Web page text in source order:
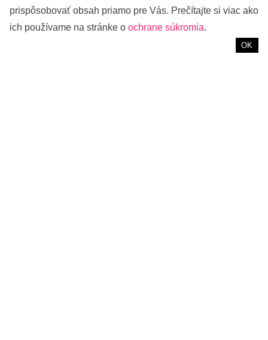
Talent 2020 organizovaná v rámci pražského týždňa módy
MBPFW oznámila mená štyroch finalistov. Najlepších
prispôsobovať obsah priamo pre Vás. Prečítajte si viac ako
ich používame na stránke o ochrane súkromia.
OK